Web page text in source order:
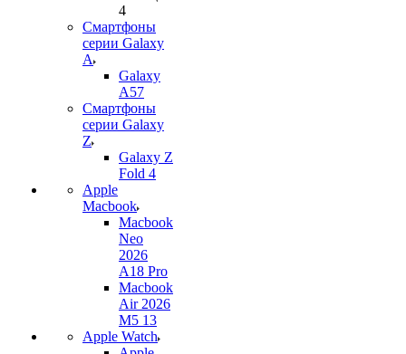
4
Смартфоны
серии Galaxy
A
Galaxy
A57
Смартфоны
серии Galaxy
Z
Galaxy Z
Fold 4
Apple
Macbook
Macbook
Neo
2026
A18 Pro
Macbook
Air 2026
M5 13
Apple Watch